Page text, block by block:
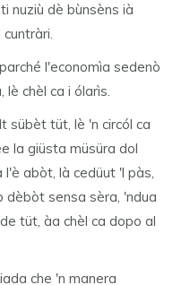
nuziù dè bùnsèns ià
l'economìa sedenò
chèl ca i ólarìs.
sübèt tüt, lè 'n circól ca
la giüsta müsüra dol
l'è abòt, là cedüut 'l pàs,
dèbòt sensa sèra, 'ndua
tüt, àa chèl ca dopo al
che 'n manera